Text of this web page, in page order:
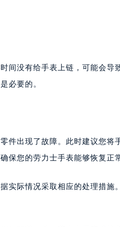
间没有给手表上链，可能会导
必要的。
件出现了故障。此时建议您将
保您的劳力士手表能够恢复正
实际情况采取相应的处理措施